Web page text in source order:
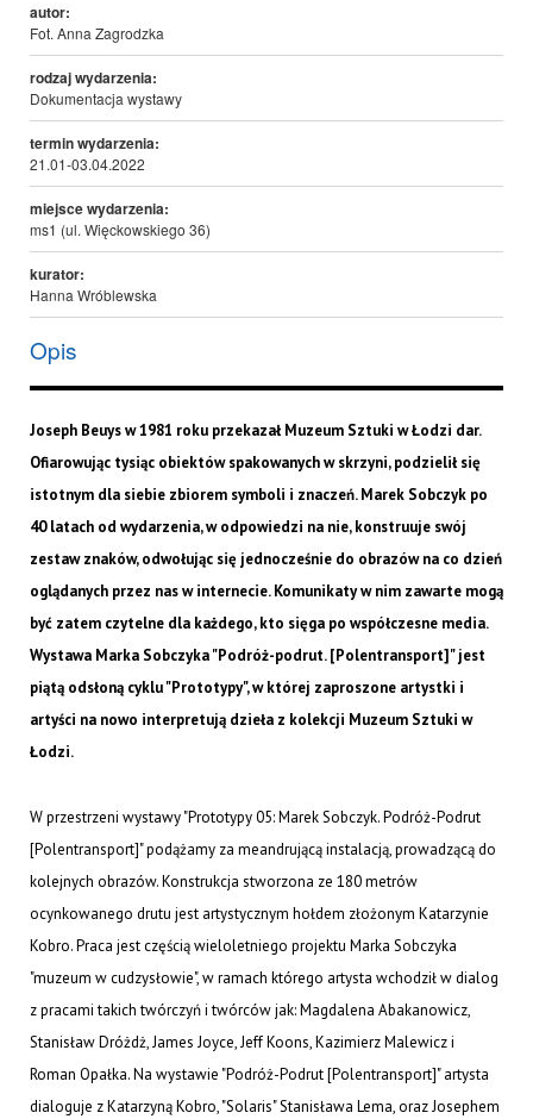
autor:
Fot. Anna Zagrodzka
rodzaj wydarzenia:
Dokumentacja wystawy
termin wydarzenia:
21.01-03.04.2022
miejsce wydarzenia:
ms1 (ul. Więckowskiego 36)
kurator:
Hanna Wróblewska
Opis
Joseph Beuys w 1981 roku przekazał Muzeum Sztuki w Łodzi dar.
Ofiarowując tysiąc obiektów spakowanych w skrzyni, podzielił się
istotnym dla siebie zbiorem symboli i znaczeń. Marek Sobczyk po
40 latach od wydarzenia, w odpowiedzi na nie, konstruuje swój
zestaw znaków, odwołując się jednocześnie do obrazów na co dzień
oglądanych przez nas w internecie. Komunikaty w nim zawarte mogą
być zatem czytelne dla każdego, kto sięga po współczesne media.
Wystawa Marka Sobczyka "Podróż-podrut. [Polentransport]" jest
piątą odsłoną cyklu "Prototypy", w której zaproszone artystki i
artyści na nowo interpretują dzieła z kolekcji Muzeum Sztuki w
Łodzi.
W przestrzeni wystawy "Prototypy 05: Marek Sobczyk. Podróż-Podrut
[Polentransport]" podążamy za meandrującą instalacją, prowadzącą do
kolejnych obrazów. Konstrukcja stworzona ze 180 metrów
ocynkowanego drutu jest artystycznym hołdem złożonym Katarzynie
Kobro. Praca jest częścią wieloletniego projektu Marka Sobczyka
"muzeum w cudzysłowie", w ramach którego artysta wchodził w dialog
z pracami takich twórczyń i twórców jak: Magdalena Abakanowicz,
Stanisław Dróżdż, James Joyce, Jeff Koons, Kazimierz Malewicz i
Roman Opałka. Na wystawie "Podróż-Podrut [Polentransport]" artysta
dialoguje z Katarzyną Kobro, "Solaris" Stanisława Lema, oraz Josephem